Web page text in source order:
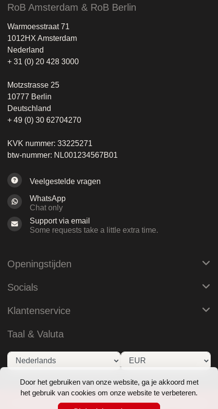
Door het gebruiken van onze website, ga je akkoord met
het gebruik van cookies om onze website te verbeteren.
RoB Amsterdam & RoB Berlin
Warmoesstraat 71
1012HX Amsterdam
Nederland
+ 31 (0) 20 428 3000
Motzstrasse 25
10777 Berlin
Deutschland
+ 49 (0) 30 62704270
KVK nummer: 33225271
btw-nummer: NL001234567B01
Veelgestelde vragen
WhatsApp
Chat only
Support via email
Some requests take a little extra time.
Openingstijden
Socials
Klantenservice
Taal & Valuta
© Copyright 2026 RoB Amsterdam - Theme by